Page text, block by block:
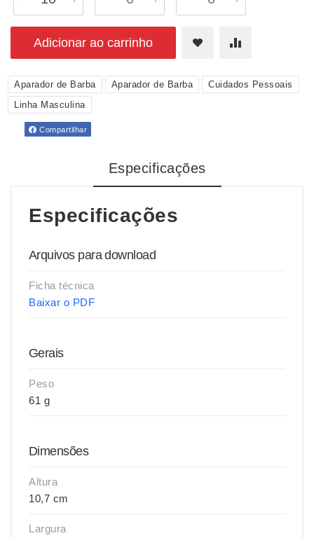
Adicionar ao carrinho
Aparador de Barba Aparador de Barba
Cuidados Pessoais
Linha Masculina
Compartilhar
Especificações
Especificações
Arquivos para download
Ficha técnica
Baixar o PDF
Gerais
Peso
61 g
Dimensões
Altura
10,7 cm
Largura